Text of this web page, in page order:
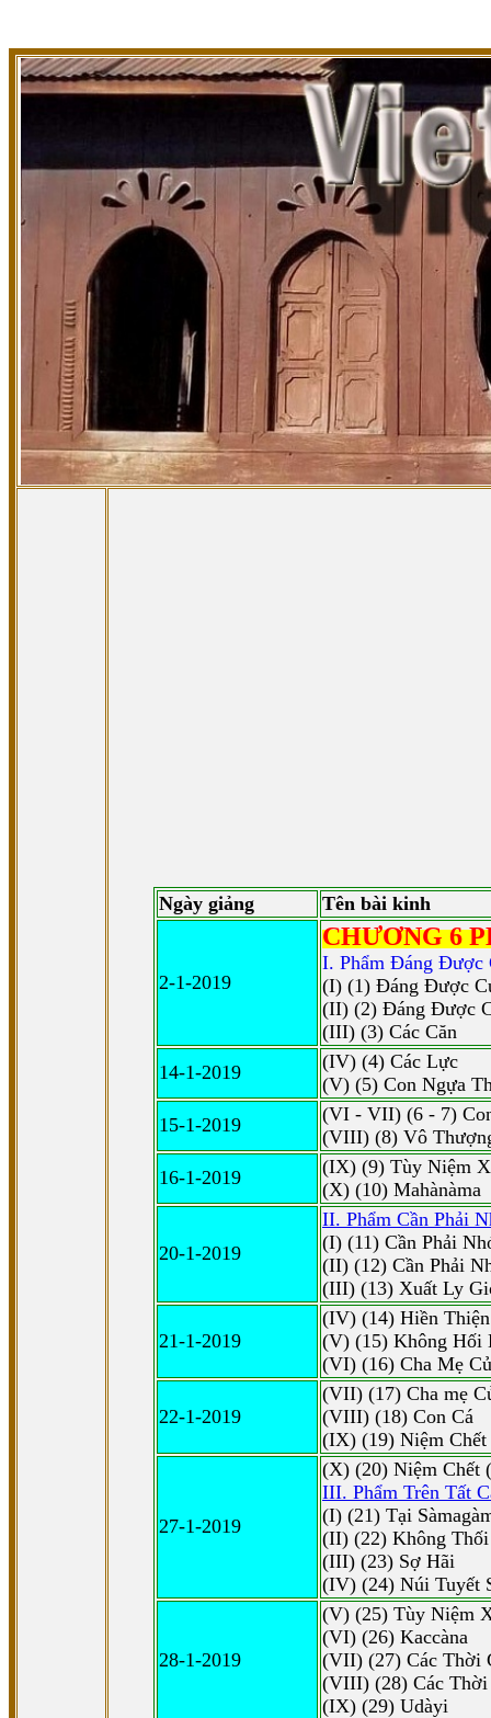
Ngày giảng Tên bài kinh
2-1-2019
CHƯƠNG 6
I. Phẩm Ðáng Ðược
(I) (1) Ðáng Ðược
(II) (2) Ðáng Ðược
(III) (3) Các Căn
14-1-2019
(IV) (4) Các Lực
(V) (5) Con Ngựa
15-1-2019
(VI - VII) (6 - 7)
(VIII) (8) Vô
16-1-2019
(IX) (9) Tùy Niệm
(X) (10) Mahànàma
20-1-2019
II. Phẩm Cần Phải
(I) (11) Cần Phải
(II) (12) Cần Phải
(III) (13) Xuất Ly
21-1-2019
(IV) (14) Hiền Thiện
(V) (15) Không Hối
(VI) (16) Cha Mẹ
22-1-2019
(VII) (17) Cha mẹ
(VIII) (18) Con Cá
(IX) (19) Niệm Chết
27-1-2019
(X) (20) Niệm Chết
III. Phẩm Trên Tất
(I) (21) Tại
(II) (22) Không
(III) (23) Sợ Hãi
(IV) (24) Núi Tuyết
28-1-2019
(V) (25) Tùy Niệm
(VI) (26) Kaccàna
(VII) (27) Các Thời
(VIII) (28) Các Thời
(IX) (29) Udàyi